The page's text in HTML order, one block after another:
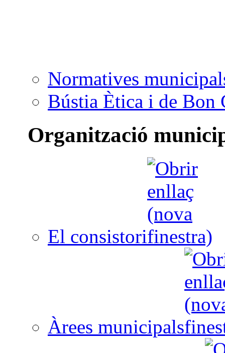
Normatives
Bústia Ètica i de Bon
Organització
El consistori
Àrees municipals